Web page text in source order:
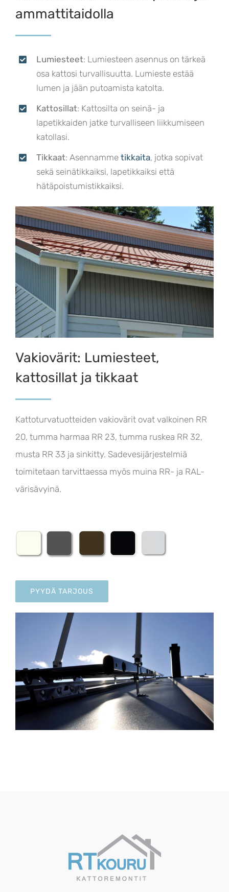
ammattitaidolla
Lumiesteet: Lumiesteen asennus on tärkeä
osa kattosi turvallisuutta. Lumieste estää
lumen ja jään putoamista katolta.
Kattosillat: Kattosilta on seinä- ja
lapetikkaiden jatke turvalliseen liikkumiseen
katollasi.
Tikkaat: Asennamme tikkaita, jotka sopivat
sekä seinätikkaiksi, lapetikkaiksi että
hätäpoistumistikkaiksi.
Vakiovärit: Lumiesteet,
kattosillat ja tikkaat
Kattoturvatuotteiden vakiovärit ovat valkoinen RR
20, tumma harmaa RR 23, tumma ruskea RR 32,
musta RR 33 ja sinkitty. Sadevesijärjestelmiä
toimitetaan tarvittaessa myös muina RR- ja RAL-
värisävyinä.
PYYDÄ TARJOUS